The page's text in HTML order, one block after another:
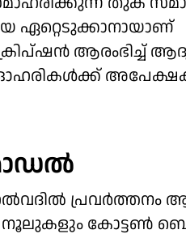
ഏറ്റെടുക്കാനായാണ്
ആരംഭിച്ച്
ഓഹരികൾക്ക്
പ്രവർത്തനം
നൂലുകളും കോട്ടൺ